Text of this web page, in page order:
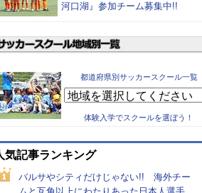
河口湖』参加チーム募集中!!
都道府県別サッカースクール一覧
体験入学でスクールを選ぼう！
気記事ランキング
バルサやシティだけじゃない!! 海外チー